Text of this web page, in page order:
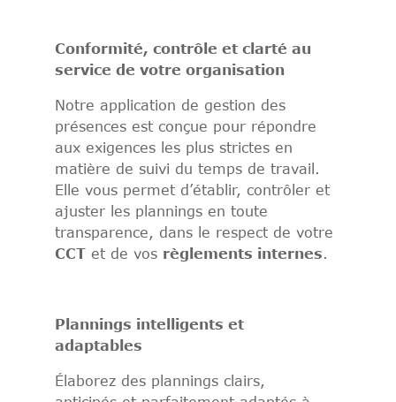
Conformité, contrôle et clarté au
service de votre organisation
Notre application de gestion des
présences est conçue pour répondre
aux exigences les plus strictes en
matière de suivi du temps de travail.
Elle vous permet d’établir, contrôler et
ajuster les plannings en toute
transparence, dans le respect de votre
CCT et de vos règlements internes.
Plannings intelligents et
adaptables
Élaborez des plannings clairs,